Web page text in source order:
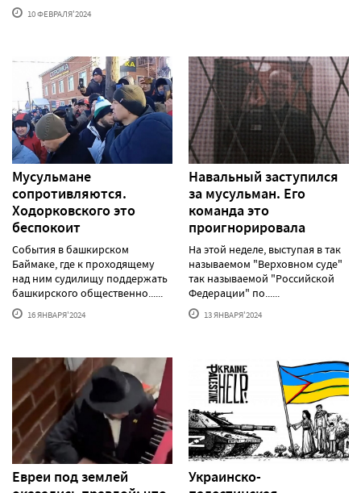
10 ФЕВРАЛЯ'2024
Мусульмане
сопротивляются.
Ходорковского это
беспокоит
События в башкирском
Баймаке, где к проходящему
над ним судилищу поддержать
башкирского общественно......
16 ЯНВАРЯ'2024
Навальный заступился
за мусульман. Его
команда это
проигнорировала
На этой неделе, выступая в так
называемом "Верховном суде"
так называемой "Российской
Федерации" по......
13 ЯНВАРЯ'2024
Евреи под землей
Украинско-